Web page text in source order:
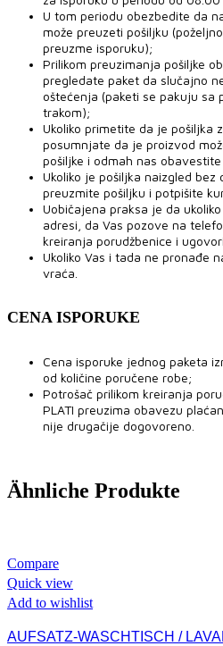
U tom periodu obezbedite da
može preuzeti pošiljku
preuzme isporuku);
Prilikom preuzimanja pošiljke
pregledate paket da slučajno
oštećenja (paketi se pakuju sa
trakom);
Ukoliko primetite da je pošiljka
posumnjate da je proizvod
pošiljke i odmah nas
Ukoliko je pošiljka naizgled bez
preuzmite pošiljku i potpišite
Uobičajena praksa je da
adresi, da Vas pozove na
kreiranja porudžbenice i
Ukoliko Vas i tada ne pronađe
vraća.
CENA ISPORUKE
Cena isporuke jednog paketa
od količine poručene robe;
Potrošač prilikom kreiranja
PLATI preuzima obavezu
nije drugačije dogovoreno.
Ähnliche Produkte
Compare
Quick view
Add to wishlist
AUFSATZ-WASCHTISCH /